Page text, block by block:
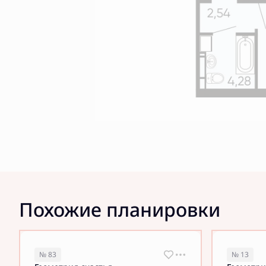
Похожие планировки
№ 83 № 13